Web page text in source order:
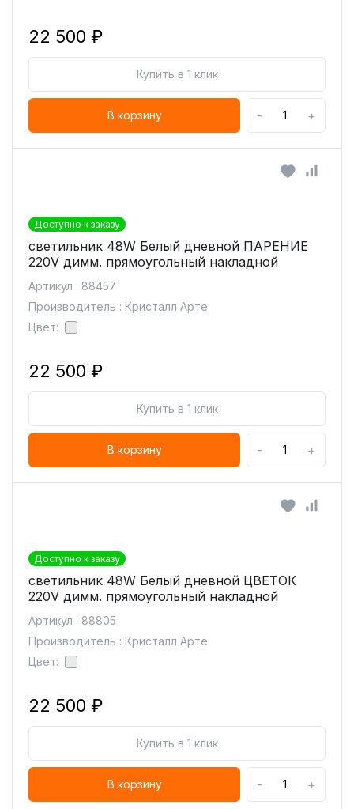
22 500 ₽
Купить в 1 клик
В корзину - +
Доступно к заказу
светильник 48W Белый дневной ПАРЕНИЕ
220V димм. прямоугольный накладной
Артикул : 88457
Производитель : Кристалл Арте
Цвет:
22 500 ₽
Купить в 1 клик
В корзину - +
Доступно к заказу
светильник 48W Белый дневной ЦВЕТОК
220V димм. прямоугольный накладной
Артикул : 88805
Производитель : Кристалл Арте
Цвет:
22 500 ₽
Купить в 1 клик
В корзину - +